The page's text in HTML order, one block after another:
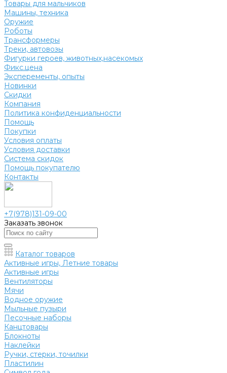
Товары для мальчиков
Машины, техника
Оружие
Роботы
Трансформеры
Треки, автовозы
Фигурки героев, животных,насекомых
Фикс.цена
Эксперементы, опыты
Новинки
Скидки
Компания
Политика конфиденциальности
Помощь
Покупки
Условия оплаты
Условия доставки
Система скидок
Помощь покупателю
Контакты
+7(978)131-09-00
Заказать звонок
Каталог товаров
Активные игры, Летние товары
Активные игры
Вентиляторы
Мячи
Водное оружие
Мыльные пузыри
Песочные наборы
Канцтовары
Блокноты
Наклейки
Ручки, стерки, точилки
Пластилин